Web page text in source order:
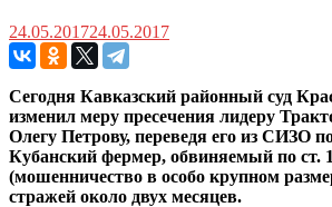
24.05.201724.05.2017
Сегодня Кавказский районный суд
изменил меру пресечения лидеру
Олегу Петрову, переведя его из СИЗО
Кубанский фермер, обвиняемый по
(мошенничество в особо крупном
стражей около двух месяцев.